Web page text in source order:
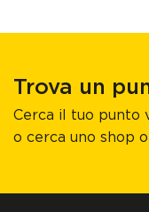
Trova un
Cerca il tuo punto
o cerca uno shop